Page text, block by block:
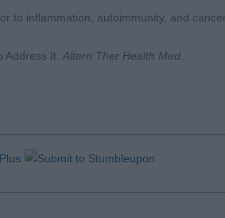
to inflammation, autoimmunity, and
Address It. Altern Ther Health Med.